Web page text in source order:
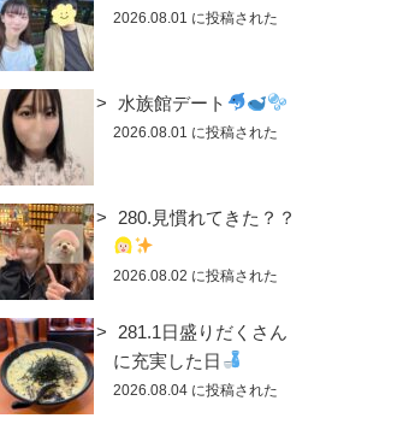
2026.08.01 に投稿された
水族館デート
2026.08.01 に投稿された
280.見慣れてきた？？
2026.08.02 に投稿された
281.1日盛りだくさん
に充実した日
2026.08.04 に投稿された